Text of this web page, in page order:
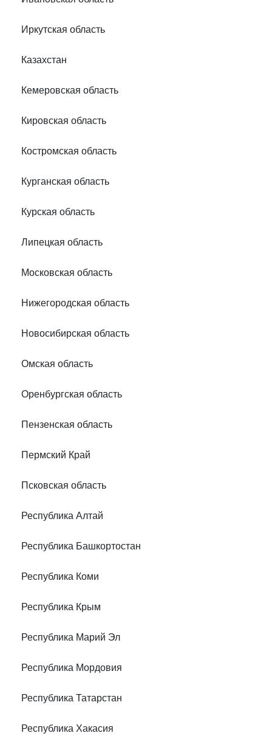
Иркутская область
Казахстан
Кемеровская область
Кировская область
Костромская область
Курганская область
Курская область
Липецкая область
Московская область
Нижегородская область
Новосибирская область
Омская область
Оренбургская область
Пензенская область
Пермский Край
Псковская область
Республика Алтай
Республика Башкортостан
Республика Коми
Республика Крым
Республика Марий Эл
Республика Мордовия
Республика Татарстан
Республика Хакасия